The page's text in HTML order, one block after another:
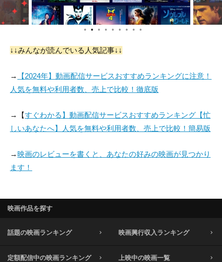
● ● ● ● ● ● ● ● ●
↓↓みんなが読んでいる人気記事↓↓
→
【2024年】動画配信サービスおすすめランキングに注意！
人気を無料や利用者数、売上で比較！徹底版
→【すぐわかる】動画配信サービスおすすめランキング【忙
しいあなたへ】人気を無料や利用者数、売上で比較！簡易版
→映画のレビューを書くと、あなたの好みの映画が見つかり
ます！
映画作品を探す
話題の映画ランキング 映画興行収入ランキング
定額配信中の映画ランキング 上映中の映画一覧